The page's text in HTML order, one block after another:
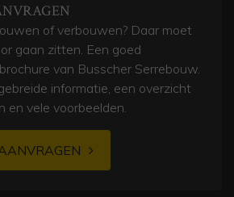
of verbouwen? Daar moet
gaan zitten. Een goed
van Busscher Serrebouw.
informatie, een overzicht
en vele voorbeelden.